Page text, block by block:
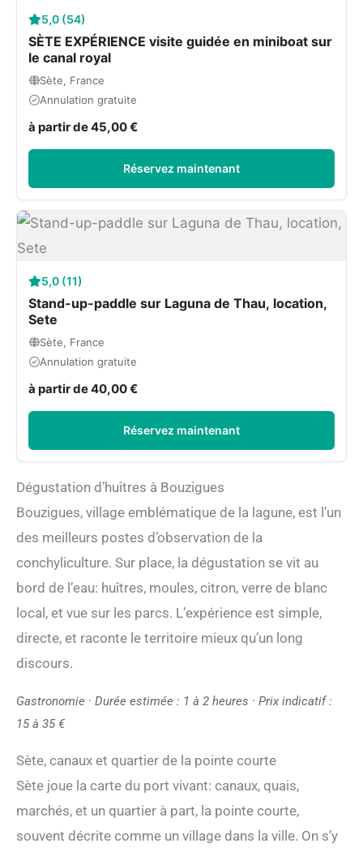
5,0 (54)
SÈTE EXPÉRIENCE visite guidée en miniboat sur
le canal royal
Sète, France
Annulation gratuite
à partir de 45,00 €
Réservez maintenant
5,0 (11)
Stand-up-paddle sur Laguna de Thau, location,
Sete
Sète, France
Annulation gratuite
à partir de 40,00 €
Réservez maintenant
Dégustation d’huîtres à Bouzigues
Bouzigues, village emblématique de la lagune, est l’un
des meilleurs postes d’observation de la
conchyliculture. Sur place, la dégustation se vit au
bord de l’eau: huîtres, moules, citron, verre de blanc
local, et vue sur les parcs. L’expérience est simple,
directe, et raconte le territoire mieux qu’un long
discours.
Gastronomie · Durée estimée : 1 à 2 heures · Prix indicatif :
15 à 35 €
Sète, canaux et quartier de la pointe courte
Sète joue la carte du port vivant: canaux, quais,
marchés, et un quartier à part, la pointe courte,
souvent décrite comme un village dans la ville. On s’y